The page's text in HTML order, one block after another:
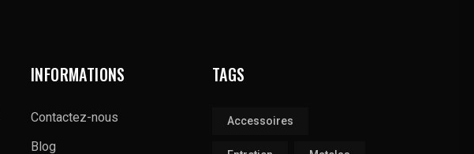
INFORMATIONS
Contactez-nous
Blog
TAGS
Accessoires